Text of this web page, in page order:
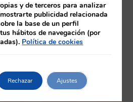
y de terceros para analizar
publicidad relacionada
la base de un perfil
hábitos de navegación (por
Política de cookies
Rechazar Ajustes